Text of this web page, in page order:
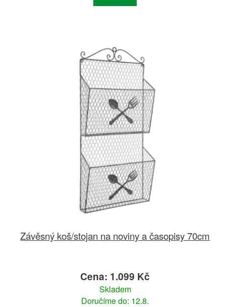
Závěsný koš/stojan na noviny a časopisy 70cm
Cena: 1.099 Kč
Skladem
Doručíme do: 12.8.